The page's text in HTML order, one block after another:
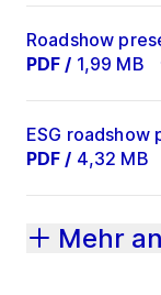
Roadshow
PDF / 1,99 MB
ESG
PDF / 4,32 MB
Mehr